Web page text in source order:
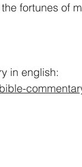
fortunes of
in english: